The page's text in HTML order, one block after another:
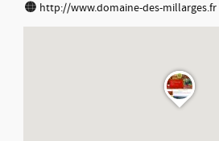
http://www.domaine-des-millarges.fr